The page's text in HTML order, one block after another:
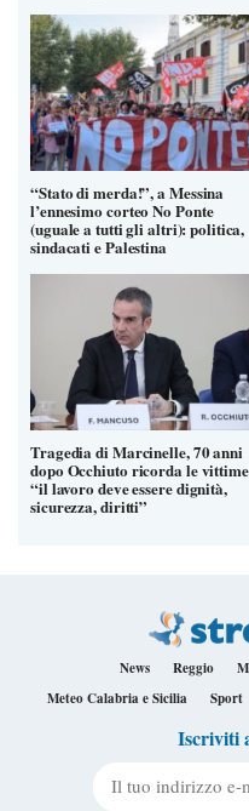
“Stato di merda!”, a Messina
l’ennesimo corteo No Ponte
(uguale a tutti gli altri): politica,
sindacati e Palestina
Tragedia di Marcinelle, 70 anni
dopo Occhiuto ricorda le
“il lavoro deve essere dignità,
sicurezza, diritti”
News Reggio
Meteo Calabria e Sicilia
Sport
Iscriviti